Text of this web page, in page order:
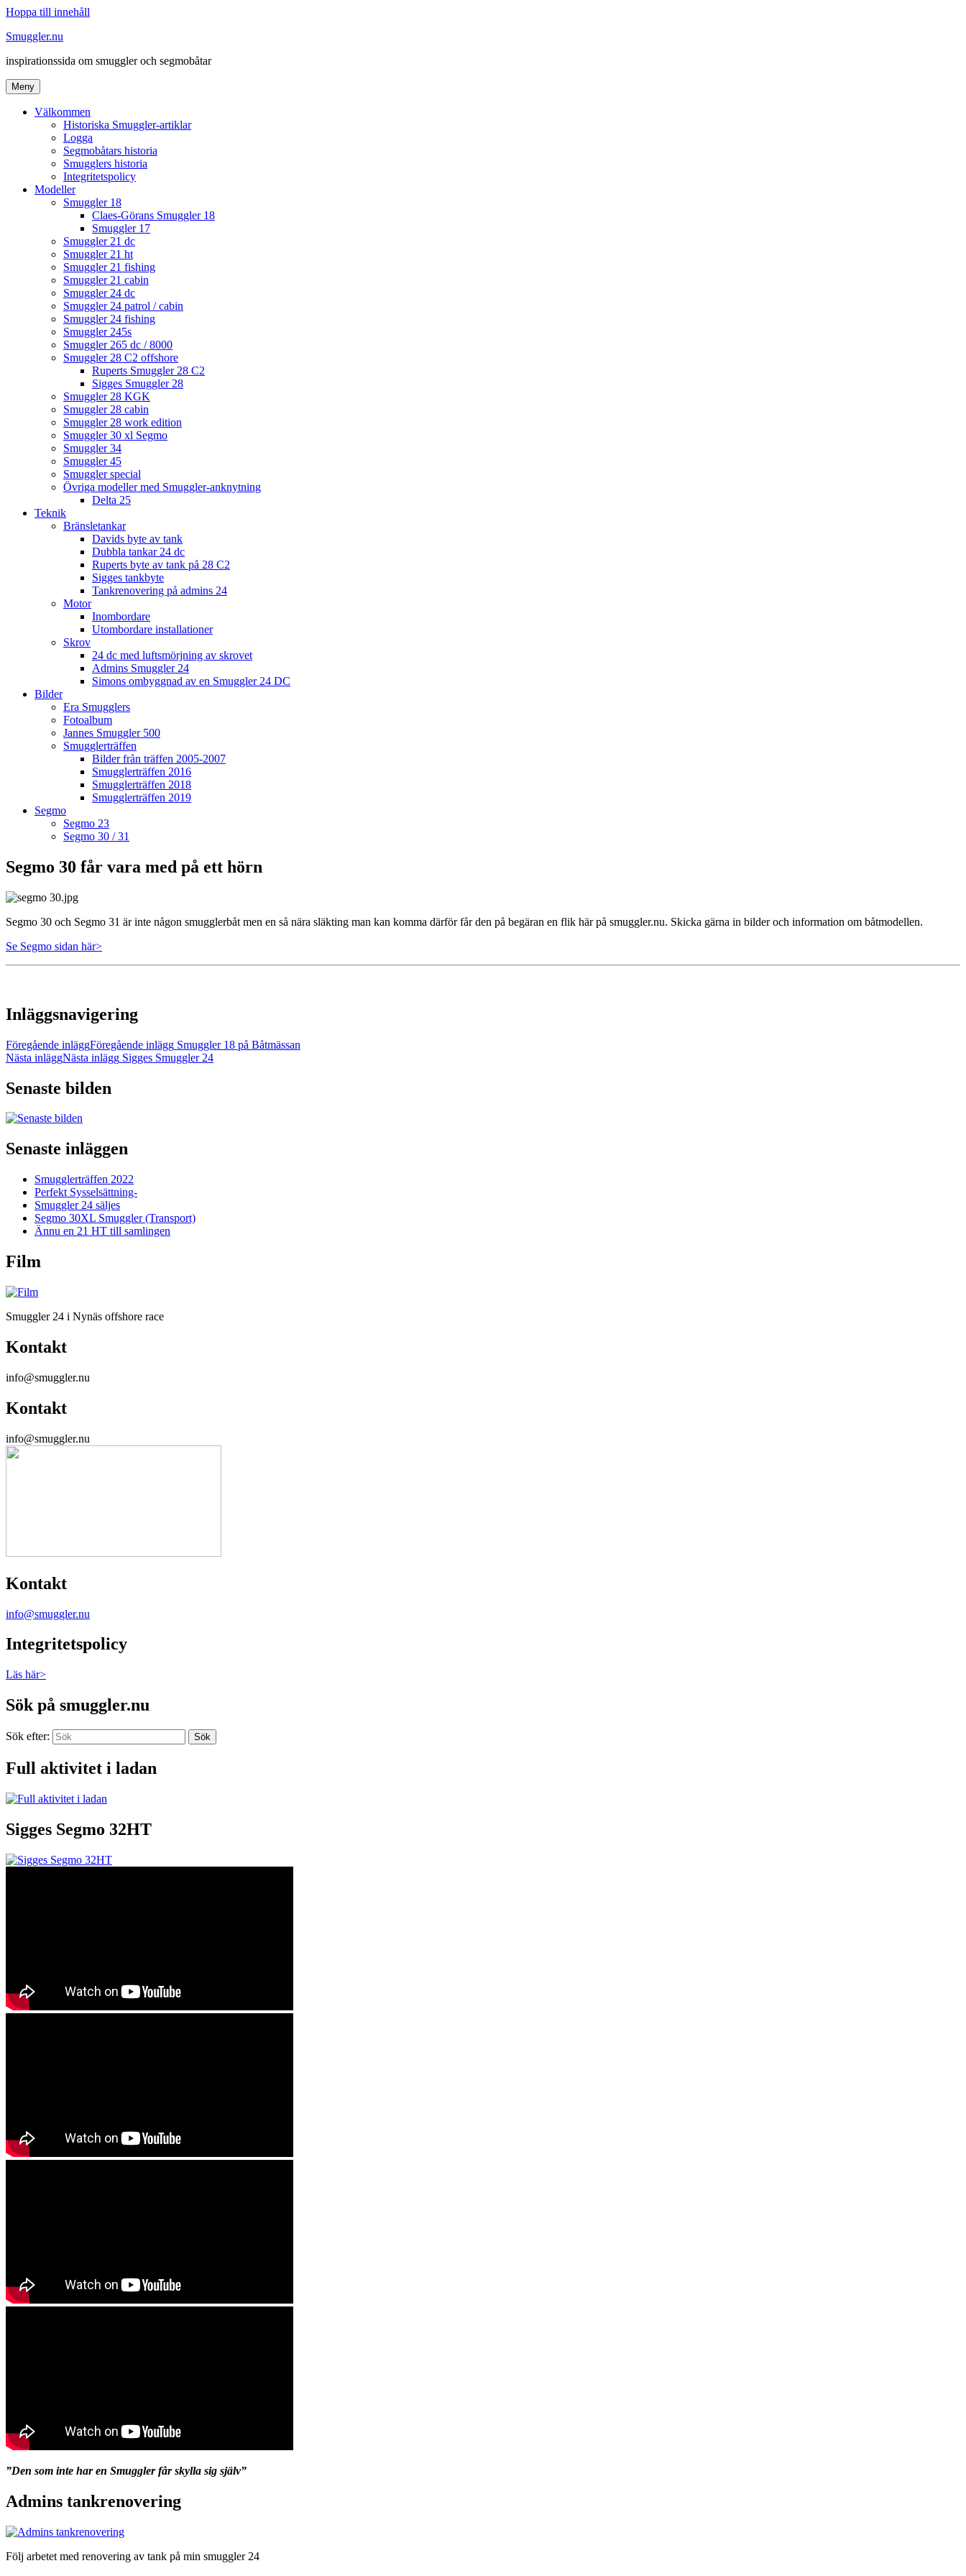
Hoppa till innehåll
Smuggler.nu
inspirationssida om smuggler och segmobåtar
Meny
Välkommen
Historiska Smuggler-artiklar
Logga
Segmobåtars historia
Smugglers historia
Integritetspolicy
Modeller
Smuggler 18
Claes-Görans Smuggler 18
Smuggler 17
Smuggler 21 dc
Smuggler 21 ht
Smuggler 21 fishing
Smuggler 21 cabin
Smuggler 24 dc
Smuggler 24 patrol / cabin
Smuggler 24 fishing
Smuggler 245s
Smuggler 265 dc / 8000
Smuggler 28 C2 offshore
Ruperts Smuggler 28 C2
Sigges Smuggler 28
Smuggler 28 KGK
Smuggler 28 cabin
Smuggler 28 work edition
Smuggler 30 xl Segmo
Smuggler 34
Smuggler 45
Smuggler special
Övriga modeller med Smuggler-anknytning
Delta 25
Teknik
Bränsletankar
Davids byte av tank
Dubbla tankar 24 dc
Ruperts byte av tank på 28 C2
Sigges tankbyte
Tankrenovering på admins 24
Motor
Inombordare
Utombordare installationer
Skrov
24 dc med luftsmörjning av skrovet
Admins Smuggler 24
Simons ombyggnad av en Smuggler 24 DC
Bilder
Era Smugglers
Fotoalbum
Jannes Smuggler 500
Smugglerträffen
Bilder från träffen 2005-2007
Smugglerträffen 2016
Smugglerträffen 2018
Smugglerträffen 2019
Segmo
Segmo 23
Segmo 30 / 31
Segmo 30 får vara med på ett hörn
Segmo 30 och Segmo 31 är inte någon smugglerbåt men en så nära släkting man kan komma därför får den på begäran en flik här på smuggler.nu. Skicka gärna in bilder och information om båtmodellen.
Se Segmo sidan här>
Inläggsnavigering
Föregående inläggFöregående inlägg Smuggler 18 på Båtmässan
Nästa inläggNästa inlägg Sigges Smuggler 24
Senaste bilden
Senaste inläggen
Smugglerträffen 2022
Perfekt Sysselsättning-
Smuggler 24 säljes
Segmo 30XL Smuggler (Transport)
Ännu en 21 HT till samlingen
Film
Smuggler 24 i Nynäs offshore race
Kontakt
info@smuggler.nu
Kontakt
info@smuggler.nu
Kontakt
info@smuggler.nu
Integritetspolicy
Läs här>
Sök på smuggler.nu
Sök efter: Sök
Full aktivitet i ladan
Sigges Segmo 32HT
”Den som inte har en Smuggler får skylla sig själv”
Admins tankrenovering
Följ arbetet med renovering av tank på min smuggler 24